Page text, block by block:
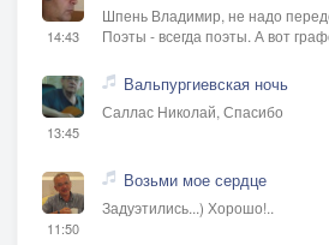
14:43
Шпень Владимир, не надо
Поэты - всегда поэты. А вот
13:45
Вальпургиевская ночь
Саллас Николай, Спасибо
11:50
Возьми мое сердце
Задуэтились...) Хорошо!..